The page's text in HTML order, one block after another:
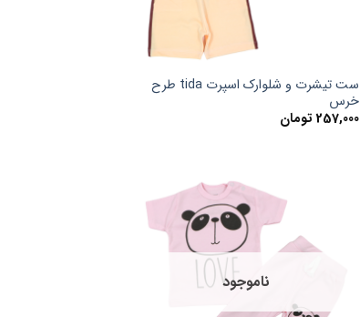
ست تیشرت و شلوارک اسپرت tida طرح
خرس
257,000 تومان
ناموجود